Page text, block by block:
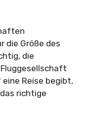
die Größe des
die
Reise begibt,
richtige